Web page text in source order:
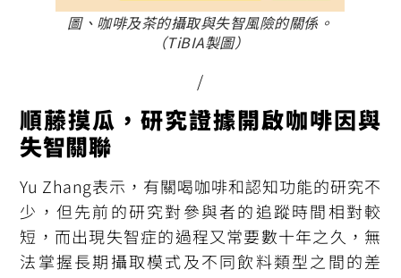
圖、咖啡及茶的攝取與失智風險的關係。
（TiBIA製圖）
/
順藤摸瓜，研究證據開啟咖啡因與
失智關聯
Yu Zhang表示，有關喝咖啡和認知功能的研究不
少，但先前的研究對參與者的追蹤時間相對較
短，而出現失智症的過程又常要數十年之久，無
法掌握長期攝取模式及不同飲料類型之間的差